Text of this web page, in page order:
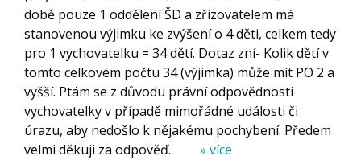
době pouze 1 oddělení ŠD a zřizovatelem má
stanovenou výjimku ke zvýšení o 4 děti, celkem tedy
pro 1 vychovatelku = 34 dětí. Dotaz zní- Kolik dětí v
tomto celkovém počtu 34 (výjimka) může mít PO 2 a
vyšší. Ptám se z důvodu právní odpovědnosti
vychovatelky v případě mimořádné události či
úrazu, aby nedošlo k nějakému pochybení. Předem
velmi děkuji za odpověď.
» více